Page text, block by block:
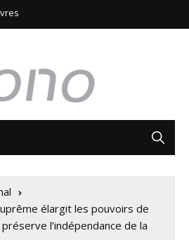
élargit les pouvoirs de
l’indépendance de la